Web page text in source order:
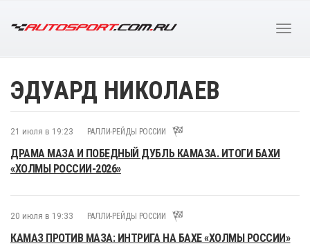
ЭДУАРД НИКОЛАЕВ
21 июля в 19:23 РАЛЛИ-РЕЙДЫ РОССИИ
ДРАМА МАЗА И ПОБЕДНЫЙ ДУБЛЬ КАМАЗА. ИТОГИ БАХИ
«ХОЛМЫ РОССИИ-2026»
20 июля в 19:33 РАЛЛИ-РЕЙДЫ РОССИИ
КАМАЗ ПРОТИВ МАЗА: ИНТРИГА НА БАХЕ «ХОЛМЫ РОССИИ»